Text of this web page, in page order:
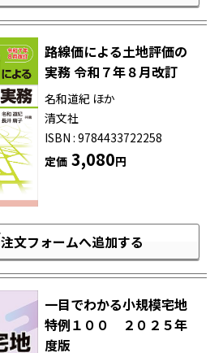
路線価による土地評価の
実務 令和７年８月改訂
名和道紀 ほか
清文社
ISBN : 9784433722258
定価3,080円
注文フォームへ追加する
一目でわかる小規模宅地
特例１００ ２０２５年
度版